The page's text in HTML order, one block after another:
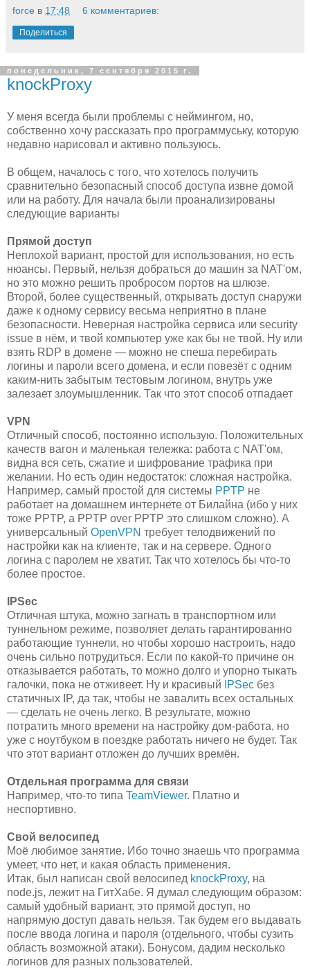
force в 17:48 6 комментариев:
Поделиться
понедельник, 7 сентября 2015 г.
knockProxy
У меня всегда были проблемы с неймингом, но,
собственно хочу рассказать про программуську, которую
недавно нарисовал и активно пользуюсь.
В общем, началось с того, что хотелось получить
сравнительно безопасный способ доступа извне домой
или на работу. Для начала были проанализированы
следующие варианты
Прямой доступ
Неплохой вариант, простой для использования, но есть
нюансы. Первый, нельзя добраться до машин за NAT'ом,
но это можно решить пробросом портов на шлюзе.
Второй, более существенный, открывать доступ снаружи
даже к одному сервису весьма неприятно в плане
безопасности. Неверная настройка сервиса или security
issue в нём, и твой компьютер уже как бы не твой. Ну или
взять RDP в домене — можно не спеша перебирать
логины и пароли всего домена, и если повезёт с одним
каким-нить забытым тестовым логином, внутрь уже
залезает злоумышленник. Так что этот способ отпадает
VPN
Отличный способ, постоянно использую. Положительных
качеств вагон и маленькая тележка: работа с NAT'ом,
видна вся сеть, сжатие и шифрование трафика при
желании. Но есть один недостаток: сложная настройка.
Например, самый простой для системы PPTP не
работает на домашнем интернете от Билайна (ибо у них
тоже PPTP, а PPTP over PPTP это слишком сложно). А
универсальный OpenVPN требует телодвижений по
настройки как на клиенте, так и на сервере. Одного
логина с паролем не хватит. Так что хотелось бы что-то
более простое.
IPSec
Отличная штука, можно загнать в транспортном или
туннельном режиме, позволяет делать гарантированно
работающие туннели, но чтобы хорошо настроить, надо
очень сильно потрудиться. Если по какой-то причине он
отказывается работать, то можно долго и упорно тыкать
галочки, пока не отживеет. Ну и красивый
IPSec без
статичных IP, да так, чтобы не завалить всех остальных
— сделать не очень легко. В результате, можно
потратить много времени на настройку дом-работа, но
уже с ноутбуком в поездке работать ничего не будет. Так
что этот вариант отложен до лучших времён.
Отдельная программа для связи
Например, что-то типа TeamViewer. Платно и
неспортивно.
Свой велосипед
Моё любимое занятие. Ибо точно знаешь что программа
умеет, что нет, и какая область применения.
Итак, был написан свой велосипед knockProxy, на
node.js, лежит на ГитХабе. Я думал следующим образом:
самый удобный вариант, это прямой доступ, но
напрямую доступ давать нельзя. Так будем его выдавать
после ввода логина и пароля (отдельного, чтобы сузить
область возможной атаки). Бонусом, дадим несколько
логинов для разных пользователей.